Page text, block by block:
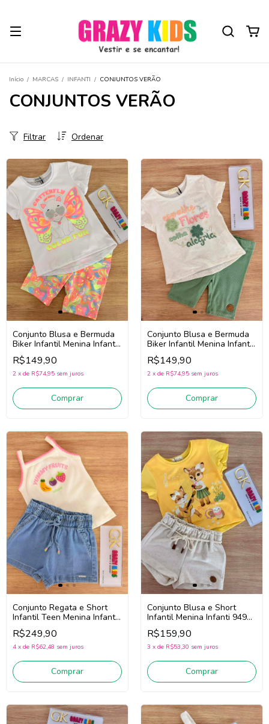
Início / MARCAS / INFANTI / CONJUNTOS VERÃO
CONJUNTOS VERÃO
Ordenar
Filtrar
Conjunto Blusa e Bermuda
Biker Infantil Menina Infanti
95319 (Branco/Rosa)
R$149,90
2 x de R$74,95 sem juros
Comprar
Conjunto Blusa e Bermuda
Biker Infantil Menina Infanti
94946 (Off White/Verde)
R$149,90
2 x de R$74,95 sem juros
Comprar
Conjunto Regata e Short
Infantil Teen Menina Infanti
95563 (Off) White/Jeans)
R$249,90
4 x de R$62,48 sem juros
Comprar
Conjunto Blusa e Short
Infantil Menina Infanti 94932
(Amarelo/Off White)
R$159,90
3 x de R$53,30 sem juros
Comprar